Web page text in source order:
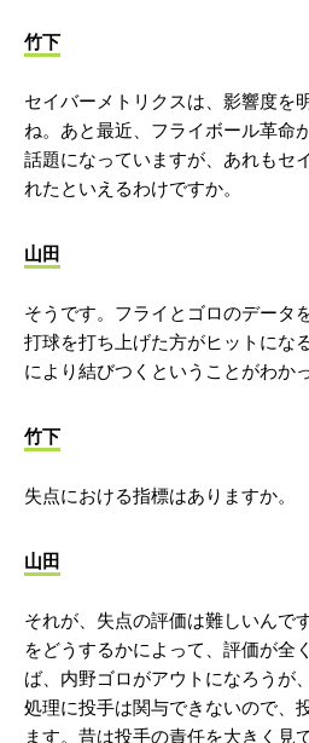
竹下
セイバーメトリクスは、影響度を
ね。あと最近、フライボール革命
話題になっていますが、あれもセ
れたといえるわけですか。
山田
そうです。フライとゴロのデータ
打球を打ち上げた方がヒットにな
により結びつくということがわか
竹下
失点における指標はありますか。
山田
それが、失点の評価は難しいんで
をどうするかによって、評価が全
ば、内野ゴロがアウトになろうが
処理に投手は関与できないので、
ます。昔は投手の責任を大きく見